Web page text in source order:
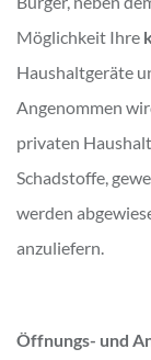
Möglichkeit Ihre
Haushaltgeräte
Angenommen
privaten
Schadstoffe,
werden
anzuliefern.
Öffnungs- und